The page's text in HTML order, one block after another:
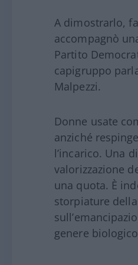
A dimostrarlo,
accompagnò
Partito
capigruppo
Malpezzi.
Donne usate
anziché
l’incarico. Una
valorizzazione
una quota. È
storpiature
genere